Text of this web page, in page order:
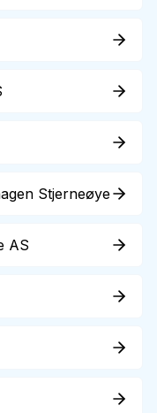
Stjerneøye
AS